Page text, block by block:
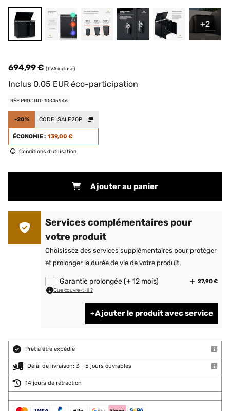
+2
694,99 € (TVA incluse)
Inclus 0.05 EUR éco-participation
RÉF PRODUIT: 10045946
-20% CODE: SALE20P
ÉCONOMIE : 139,00 €
Conditions d'utilisation
Ajouter au panier
Services complémentaires pour
votre produit
Choisissez des services supplémentaires pour protéger
et prolonger la durée de vie de votre produit.
Garantie prolongée (+ 12 mois) 27,90 €
Que couvre-t-il ?
Ajouter le produit avec service
Prêt à être expédié
Délai de livraison: 3 - 5 jours ouvrables
14 jours de rétraction